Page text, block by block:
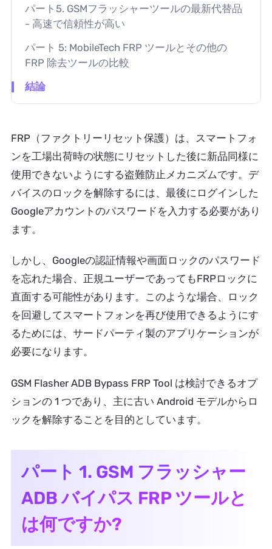
パート5. GSMフラッシャーツールの最新代替品
- 高速で信頼性が高い
パート 5: MobileTech FRP ツールとその他の
FRP 除去ツールの比較
結論
FRP（ファクトリーリセット保護）は、スマートフォ
ンを工場出荷時の状態にリセットした後に新品同様に
使用できないようにする盗難防止メカニズムです。デ
バイスのロックを解除するには、最後にログインした
Googleアカウントのパスワードを入力する必要があり
ます。
しかし、Googleの認証情報や画面ロックのパスワード
を忘れた場合、正規ユーザーであってもFRPロックに
直面する可能性があります。このような場合、ロック
を回避してスマートフォンを再び使用できるようにす
るためには、サードパーティ製のアプリケーションが
必要になります。
GSM Flasher ADB Bypass FRP Tool は検討できるオプ
ションの 1 つであり、主に古い Android モデルからロ
ックを解除することを目的としています。
パート 1. GSM フラッシャー
ADB バイパス FRP ツールと
は何ですか?